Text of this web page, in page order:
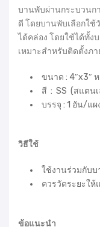
บานพับผ่านกระบวนก
ดี โดยบานพับเลือกใ
ได้คล่อง โดยใช้ได้ทั้ง
เหมาะสำหรับติดตั้งภ
ขนาด : 4″x3″
สี : SS (สแตน
บรรจุ : 1 อัน/แผ
วิธีใช้
ใช้งานร่วมกับ
ควรวัดระยะใ
ข้อแนะนำ